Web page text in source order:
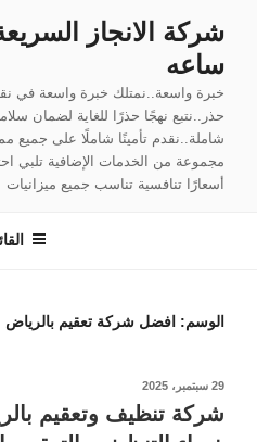
المحتوىساعه
خبرة واسعة..نمتلك خبرة واسعة في
حذر..نتبع نهجًا حذرًا للغاية لضمان
شاملة..نقدم تأمينًا شاملًا على جميع
مجموعة من الخدمات الإضافية تلبي
أسعارًا تنافسية تناسب جميع ميزانيات
الوسم: افضل شركة تعقيم بالرياض
نُشر
29 سبتمبر، 2025